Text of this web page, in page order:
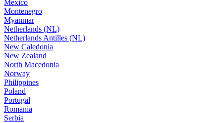
Mexico
Montenegro
Myanmar
Netherlands (NL)
Netherlands Antilles (NL)
New Caledonia
New Zealand
North Macedonia
Norway
Philippines
Poland
Portugal
Romania
Serbia